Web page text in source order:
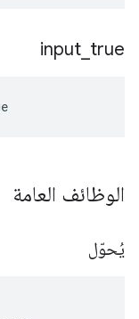
input true
الوظائف العامة
يُحوّل